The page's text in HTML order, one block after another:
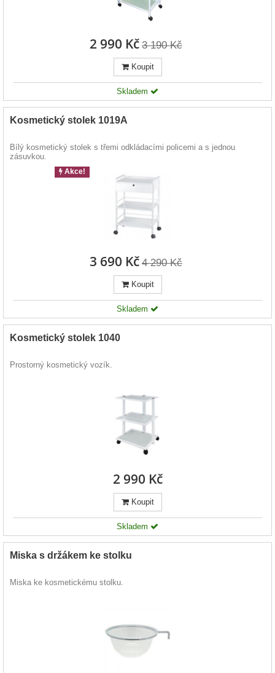
2 990 Kč 3 190 Kč
Koupit
Skladem
Kosmetický stolek 1019A
Bílý kosmetický stolek s třemi odkládacími policemi a s jednou
zásuvkou.
Akce!
3 690 Kč 4 290 Kč
Koupit
Skladem
Kosmetický stolek 1040
Prostorný kosmetický vozík.
2 990 Kč
Koupit
Skladem
Miska s držákem ke stolku
Miska ke kosmetickému stolku.